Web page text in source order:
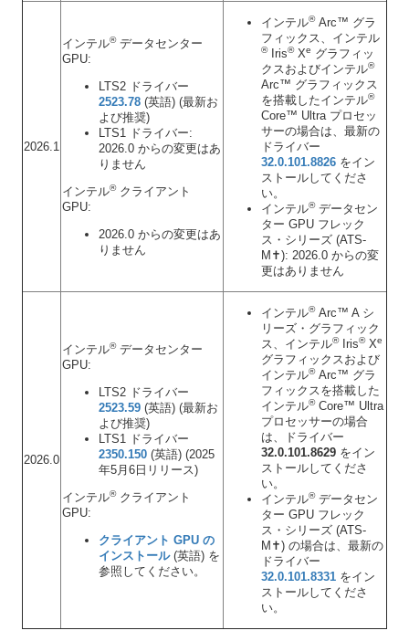
2026.1
インテル®データセンター
GPU:
LTS2 ドライバー
2523.78 (英語) (最新お
よび推奨)
LTS1 ドライバー:
2026.0 からの変更はあ
りません
インテル®クライアント
GPU:
2026.0 からの変更はあ
りません
インテル®Arc™ グラ
フィックス、インテル
®Iris®Xe グラフィッ
クスおよびインテル®
Arc™ グラフィックス
を搭載したインテル®
Core™ Ultra プロセッ
サーの場合は、最新の
ドライバー
32.0.101.8826 をイン
ストールしてくださ
い。
インテル®データセン
ター GPU フレック
ス・シリーズ (ATS-
M✝): 2026.0 からの変
更はありません
2026.0
インテル®データセンター
GPU:
LTS2 ドライバー
2523.59 (英語) (最新お
よび推奨)
LTS1 ドライバー
2350.150 (英語) (2025
年5月6日リリース)
インテル®クライアント
GPU:
クライアント GPU の
インストール(英語) を
参照してください。
インテル®Arc™ A シ
リーズ・グラフィック
ス、インテル®Iris®Xe
グラフィックスおよび
インテル®Arc™ グラ
フィックスを搭載した
インテル®Core™ Ultra
プロセッサーの場合
は、ドライバー
32.0.101.8629 をイン
ストールしてくださ
い。
インテル®データセン
ター GPU フレック
ス・シリーズ (ATS-
M✝) の場合は、最新の
ドライバー
32.0.101.8331 をイン
ストールしてくださ
い。